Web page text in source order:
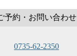
予約・お問い合わせ
0735-62-2350